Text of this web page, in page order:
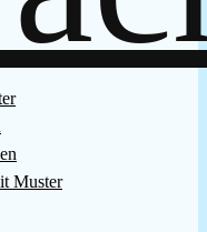
Muster